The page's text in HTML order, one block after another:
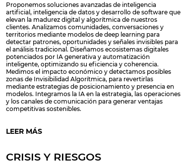
Proponemos soluciones avanzadas de inteligencia
artificial, inteligencia de datos y desarrollo de software que
elevan la madurez digital y algorítmica de nuestros
clientes. Analizamos comunidades, conversaciones y
territorios mediante modelos de deep learning para
detectar patrones, oportunidades y señales invisibles para
el análisis tradicional. Diseñamos ecosistemas digitales
potenciados por IA generativa y automatización
inteligente, optimizando su eficiencia y coherencia.
Medimos el impacto económico y detectamos posibles
zonas de Invisibilidad Algorítmica, para revertirlas
mediante estrategias de posicionamiento y presencia en
modelos. Integramos la IA en la estrategia, las operaciones
y los canales de comunicación para generar ventajas
competitivas sostenibles.
LEER MÁS
CRISIS Y RIESGOS